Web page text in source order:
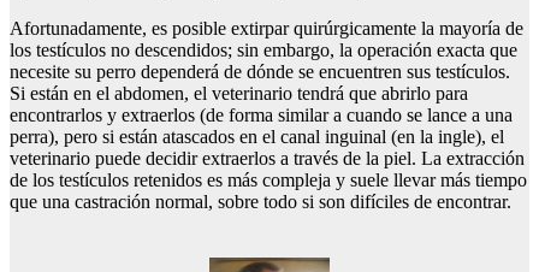
Afortunadamente, es posible extirpar quirúrgicamente la mayoría de
los testículos no descendidos; sin embargo, la operación exacta que
necesite su perro dependerá de dónde se encuentren sus testículos.
Si están en el abdomen, el veterinario tendrá que abrirlo para
encontrarlos y extraerlos (de forma similar a cuando se lance a una
perra), pero si están atascados en el canal inguinal (en la ingle), el
veterinario puede decidir extraerlos a través de la piel. La extracción
de los testículos retenidos es más compleja y suele llevar más tiempo
que una castración normal, sobre todo si son difíciles de encontrar.